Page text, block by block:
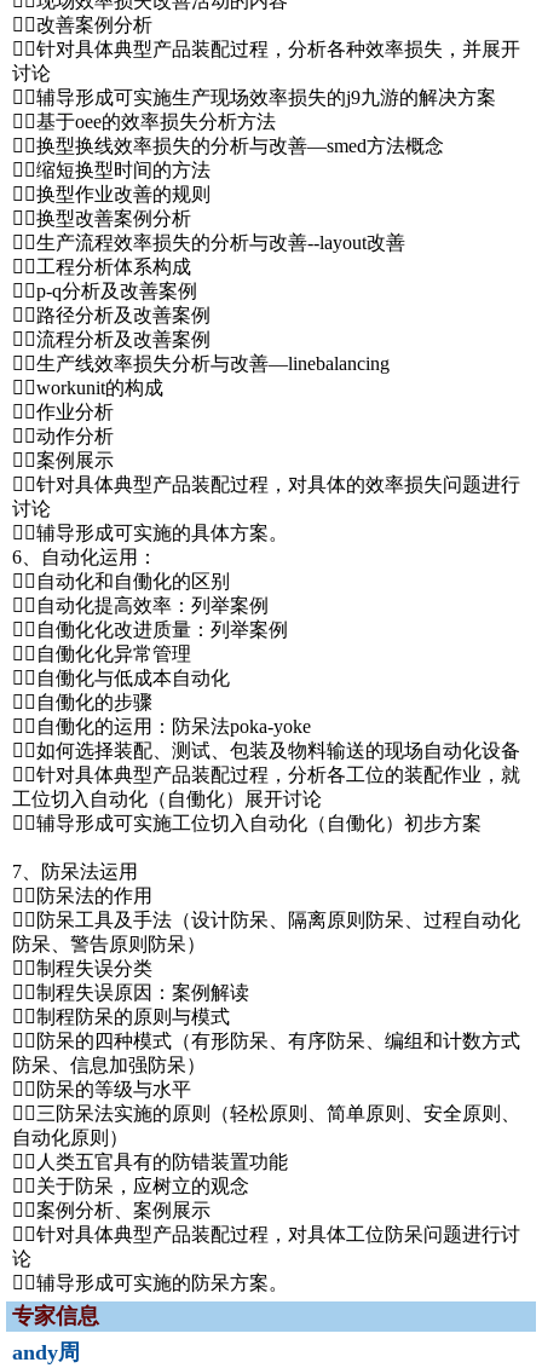
改善案例分析
针对具体典型产品装配过程，分析各种效率损失，并展开
讨论
辅导形成可实施生产现场效率损失的j9九游的解决方案
基于oee的效率损失分析方法
换型换线效率损失的分析与改善—smed方法概念
缩短换型时间的方法
换型作业改善的规则
换型改善案例分析
生产流程效率损失的分析与改善--layout改善
工程分析体系构成
p-q分析及改善案例
路径分析及改善案例
流程分析及改善案例
生产线效率损失分析与改善—linebalancing
workunit的构成
作业分析
动作分析
案例展示
针对具体典型产品装配过程，对具体的效率损失问题进行
讨论
辅导形成可实施的具体方案。
6、自动化运用：
自动化和自働化的区别
自动化提高效率：列举案例
自働化化改进质量：列举案例
自働化化异常管理
自働化与低成本自动化
自働化的步骤
自働化的运用：防呆法poka-yoke
如何选择装配、测试、包装及物料输送的现场自动化设备
针对具体典型产品装配过程，分析各工位的装配作业，就
工位切入自动化（自働化）展开讨论
辅导形成可实施工位切入自动化（自働化）初步方案
7、防呆法运用
防呆法的作用
防呆工具及手法（设计防呆、隔离原则防呆、过程自动化
防呆、警告原则防呆）
制程失误分类
制程失误原因：案例解读
制程防呆的原则与模式
防呆的四种模式（有形防呆、有序防呆、编组和计数方式
防呆、信息加强防呆）
防呆的等级与水平
三防呆法实施的原则（轻松原则、简单原则、安全原则、
自动化原则）
人类五官具有的防错装置功能
关于防呆，应树立的观念
案例分析、案例展示
针对具体典型产品装配过程，对具体工位防呆问题进行讨
论
辅导形成可实施的防呆方案。
专家信息
andy周